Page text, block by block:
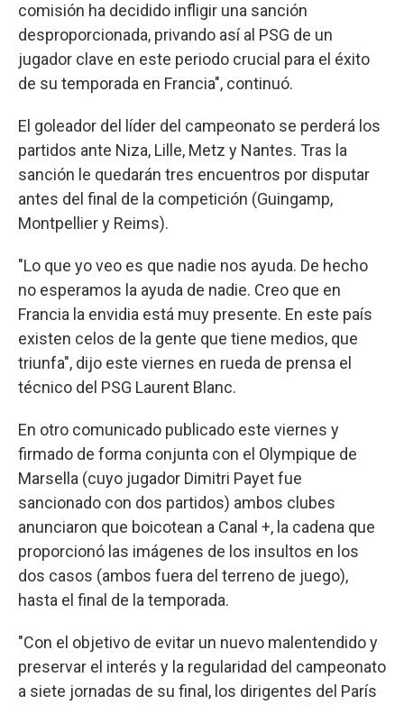
comisión ha decidido infligir una sanción
desproporcionada, privando así al PSG de un
jugador clave en este periodo crucial para el éxito
de su temporada en Francia", continuó.
El goleador del líder del campeonato se perderá los
partidos ante Niza, Lille, Metz y Nantes. Tras la
sanción le quedarán tres encuentros por disputar
antes del final de la competición (Guingamp,
Montpellier y Reims).
"Lo que yo veo es que nadie nos ayuda. De hecho
no esperamos la ayuda de nadie. Creo que en
Francia la envidia está muy presente. En este país
existen celos de la gente que tiene medios, que
triunfa", dijo este viernes en rueda de prensa el
técnico del PSG Laurent Blanc.
En otro comunicado publicado este viernes y
firmado de forma conjunta con el Olympique de
Marsella (cuyo jugador Dimitri Payet fue
sancionado con dos partidos) ambos clubes
anunciaron que boicotean a Canal +, la cadena que
proporcionó las imágenes de los insultos en los
dos casos (ambos fuera del terreno de juego),
hasta el final de la temporada.
"Con el objetivo de evitar un nuevo malentendido y
preservar el interés y la regularidad del campeonato
a siete jornadas de su final, los dirigentes del París